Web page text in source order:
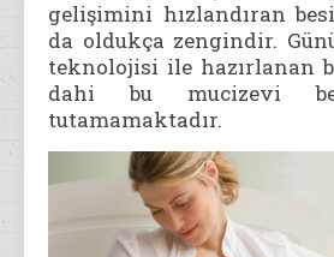
gelişimini hızlandıran
da oldukça zengindir.
teknolojisi ile hazırlanan
dahi bu mucizevi
tutamamaktadır.